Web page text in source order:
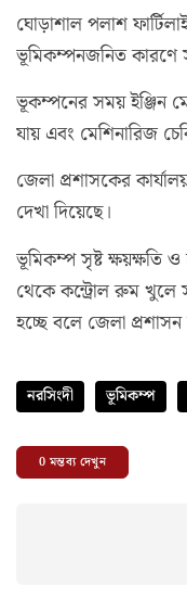
ঘোড়াশাল পলাশ
ভূমিকম্পনজনিত কারণে
ভূকম্পনের সময় ইঞ্জিন
যায় এবং মেশিনারিজ
জেলা প্রশাসকের
দেখা দিয়েছে।
ভূমিকম্প সৃষ্ট ক্ষয়ক্ষতি ও
থেকে কন্ট্রোল রুম খুলে
হচ্ছে বলে জেলা প্রশাসন
নরসিংদী ভূমিকম্প
0মন্তব্য দেখুন